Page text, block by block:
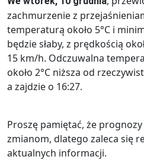
zachmurzenie z
temperaturą około 5°C i
będzie słaby, z prędkością
15 km/h. Odczuwalna
około 2°C niższa od
a zajdzie o 16:27.
Proszę pamiętać, że
zmianom, dlatego zaleca się
aktualnych informacji.